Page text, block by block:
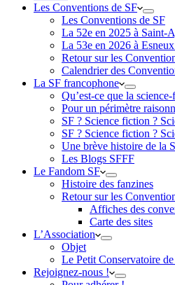
Les Conventions de SF
Les Conventions de SF
La 52e en 2025 à Saint-
La 53e en 2026 à
Retour sur les
Calendrier des
La SF francophone
Qu’est-ce que la
Pour un périmètre
SF ? Science fiction ?
SF ? Science fiction ?
Une brève histoire de la
Les Blogs SFFF
Le Fandom SF
Histoire des fanzines
Retour sur les
Affiches des
Carte des sites
L’Association
Objet
Le Petit Conservatoire
Rejoignez-nous !